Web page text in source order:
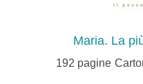
Maria. La
192 pagine